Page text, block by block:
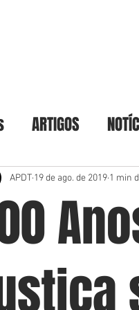
ARTIGOS
APDT 19 de ago. de 2019 1 min